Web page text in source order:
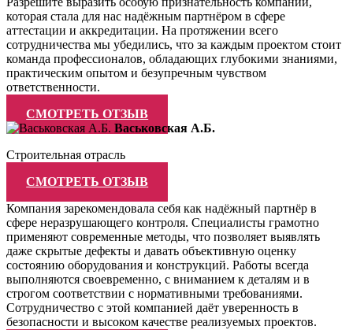
которая стала для нас надёжным партнёром в сфере
аттестации и аккредитации. На протяжении всего
сотрудничества мы убедились, что за каждым проектом стоит
команда профессионалов, обладающих глубокими знаниями,
практическим опытом и безупречным чувством
ответственности.
СМОТРЕТЬ ОТЗЫВ
Васьковская А.Б.
Строительная отрасль
СМОТРЕТЬ ОТЗЫВ
Компания зарекомендовала себя как надёжный партнёр в
сфере неразрушающего контроля. Специалисты грамотно
применяют современные методы, что позволяет выявлять
даже скрытые дефекты и давать объективную оценку
состоянию оборудования и конструкций. Работы всегда
выполняются своевременно, с вниманием к деталям и в
строгом соответствии с нормативными требованиями.
Сотрудничество с этой компанией даёт уверенность в
безопасности и высоком качестве реализуемых проектов.